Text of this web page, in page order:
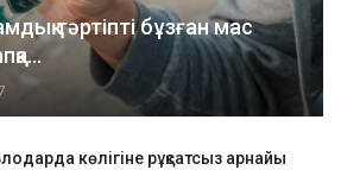
тәртіпті бұзған мас
көлігіне рұқсатсыз арнайы